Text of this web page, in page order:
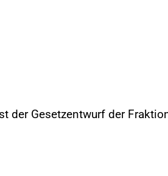
der Gesetzentwurf der